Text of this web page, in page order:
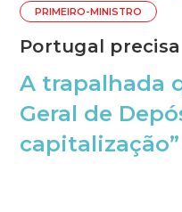
PRIMEIRO-MINISTRO
Portugal
A trapalhada
Geral de